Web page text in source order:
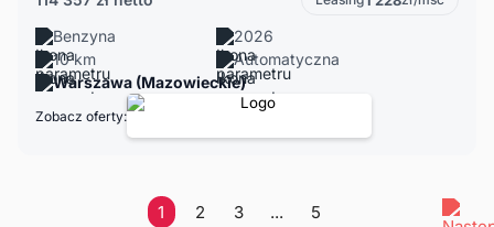
Benzyna
2026
10 km
Automatyczna
Warszawa (Mazowieckie)
Zobacz oferty:
1 2 3 ... 5